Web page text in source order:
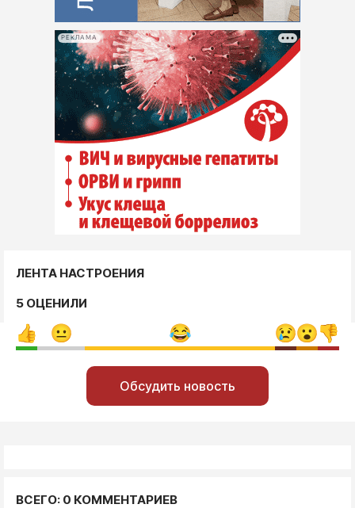
РЕКЛАМА
ЛЕНТА НАСТРОЕНИЯ
5 ОЦЕНИЛИ
Обсудить новость
ВСЕГО: 0 КОММЕНТАРИЕВ